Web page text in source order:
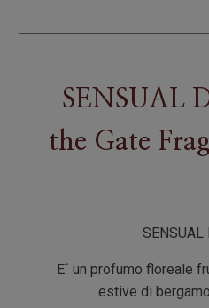
SENSUAL
the Gate
SENSUAL
E´ un profumo floreale
estive di